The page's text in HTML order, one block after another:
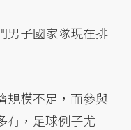
男子國家隊現在排
規模不足，而參與
有，足球例子尤